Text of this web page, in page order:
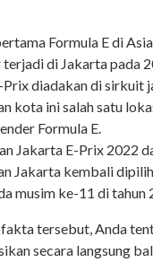
Formula E di
di Jakarta pada
Prix diadakan di sirkuit
kota ini salah satu
Formula E.
Jakarta E-Prix 2022
Jakarta kembali
musim ke-11 di tahun
tersebut, Anda
secara langsung